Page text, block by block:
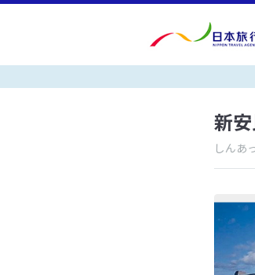
新
しんあ